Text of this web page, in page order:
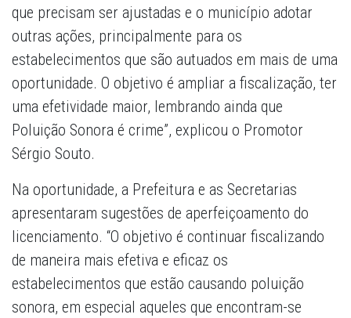
que precisam ser ajustadas e o município adotar
outras ações, principalmente para os
estabelecimentos que são autuados em mais de uma
oportunidade. O objetivo é ampliar a fiscalização, ter
uma efetividade maior, lembrando ainda que
Poluição Sonora é crime”, explicou o Promotor
Sérgio Souto.
Na oportunidade, a Prefeitura e as Secretarias
apresentaram sugestões de aperfeiçoamento do
licenciamento. “O objetivo é continuar fiscalizando
de maneira mais efetiva e eficaz os
estabelecimentos que estão causando poluição
sonora, em especial aqueles que encontram-se